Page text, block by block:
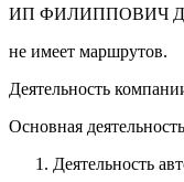
ИП ФИЛИППОВИЧ
не имеет маршрутов.
Деятельность
Основная деятельность
Деятельность